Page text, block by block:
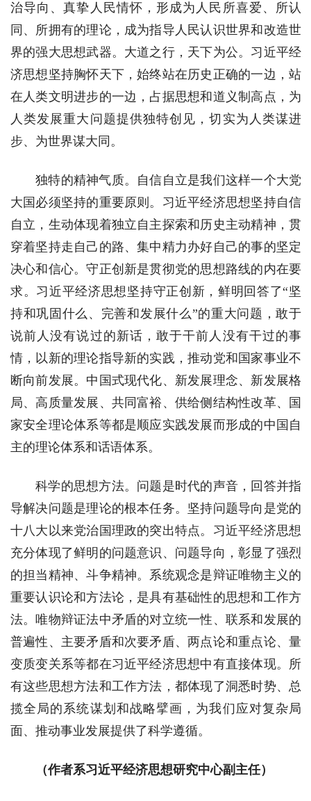
治导向、真挚人民情怀，形成为人民所喜爱、所认
同、所拥有的理论，成为指导人民认识世界和改造世
界的强大思想武器。大道之行，天下为公。习近平经
济思想坚持胸怀天下，始终站在历史正确的一边，站
在人类文明进步的一边，占据思想和道义制高点，为
人类发展重大问题提供独特创见，切实为人类谋进
步、为世界谋大同。
独特的精神气质。自信自立是我们这样一个大党
大国必须坚持的重要原则。习近平经济思想坚持自信
自立，生动体现着独立自主探索和历史主动精神，贯
穿着坚持走自己的路、集中精力办好自己的事的坚定
决心和信心。守正创新是贯彻党的思想路线的内在要
求。习近平经济思想坚持守正创新，鲜明回答了“坚
持和巩固什么、完善和发展什么”的重大问题，敢于
说前人没有说过的新话，敢于干前人没有干过的事
情，以新的理论指导新的实践，推动党和国家事业不
断向前发展。中国式现代化、新发展理念、新发展格
局、高质量发展、共同富裕、供给侧结构性改革、国
家安全理论体系等都是顺应实践发展而形成的中国自
主的理论体系和话语体系。
科学的思想方法。问题是时代的声音，回答并指
导解决问题是理论的根本任务。坚持问题导向是党的
十八大以来党治国理政的突出特点。习近平经济思想
充分体现了鲜明的问题意识、问题导向，彰显了强烈
的担当精神、斗争精神。系统观念是辩证唯物主义的
重要认识论和方法论，是具有基础性的思想和工作方
法。唯物辩证法中矛盾的对立统一性、联系和发展的
普遍性、主要矛盾和次要矛盾、两点论和重点论、量
变质变关系等都在习近平经济思想中有直接体现。所
有这些思想方法和工作方法，都体现了洞悉时势、总
揽全局的系统谋划和战略擘画，为我们应对复杂局
面、推动事业发展提供了科学遵循。
（作者系习近平经济思想研究中心副主任）